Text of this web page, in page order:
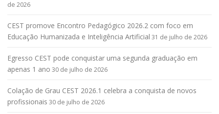
de 2026
CEST promove Encontro Pedagógico 2026.2 com foco em
Educação Humanizada e Inteligência Artificial 31 de julho de 2026
Egresso CEST pode conquistar uma segunda graduação em
apenas 1 ano 30 de julho de 2026
Colação de Grau CEST 2026.1 celebra a conquista de novos
profissionais 30 de julho de 2026